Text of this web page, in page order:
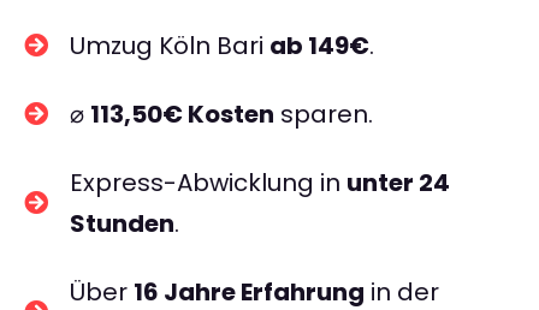
Umzug Köln Bari ab 149€.
⌀ 113,50€ Kosten sparen.
Express-Abwicklung in unter 24
Stunden.
Über 16 Jahre Erfahrung in der